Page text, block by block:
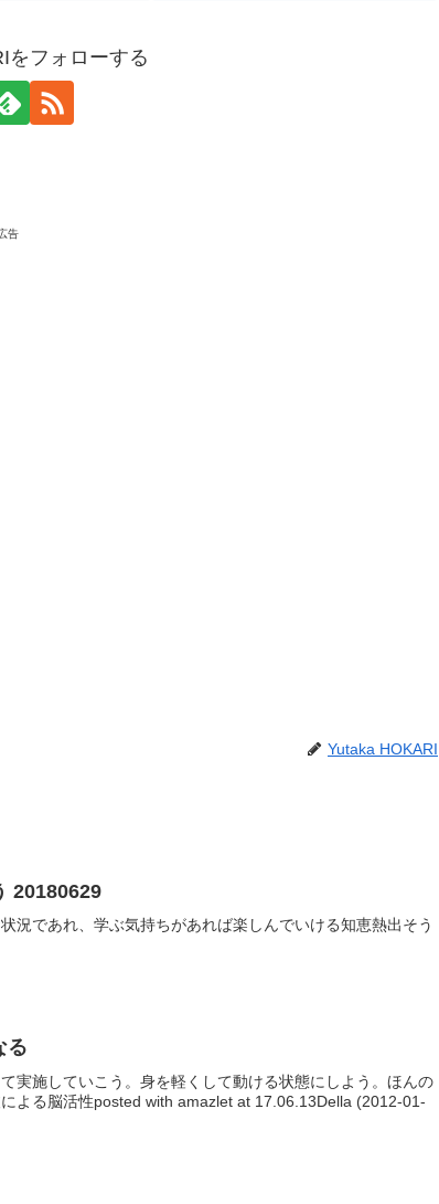
をフォローする
告
Yutaka HOKARI
20180629
況であれ、学ぶ気持ちがあれば楽しんでいける知恵熱出そう
る
実施していこう。身を軽くして動ける状態にしよう。ほんの
よる脳活性posted with amazlet at 17.06.13Della (2012-01-